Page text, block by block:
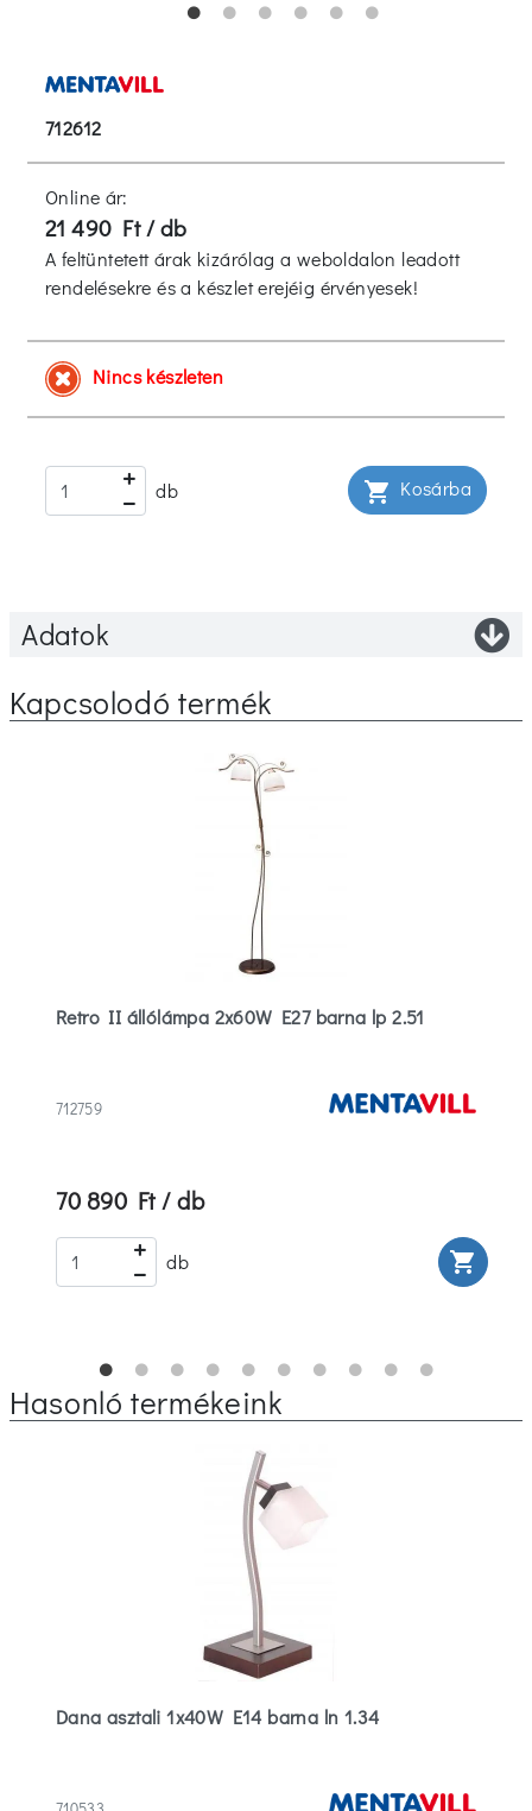
712612
Online ár:
21 490 Ft / db
A feltüntetett árak kizárólag a weboldalon leadott
rendelésekre és a készlet erejéig érvényesek!
Nincs készleten
db shopping_cart Kosárba
Adatok
Kapcsolodó termék
Retro II állólámpa 2x60W E27 barna lp 2.51
712759
70 890 Ft / db
db shopping_cart
Hasonló termékeink
Dana asztali 1x40W E14 barna ln 1.34